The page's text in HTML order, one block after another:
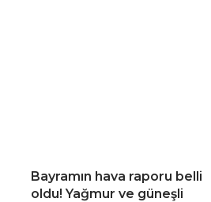
Bayramın hava raporu belli
oldu! Yağmur ve güneşli